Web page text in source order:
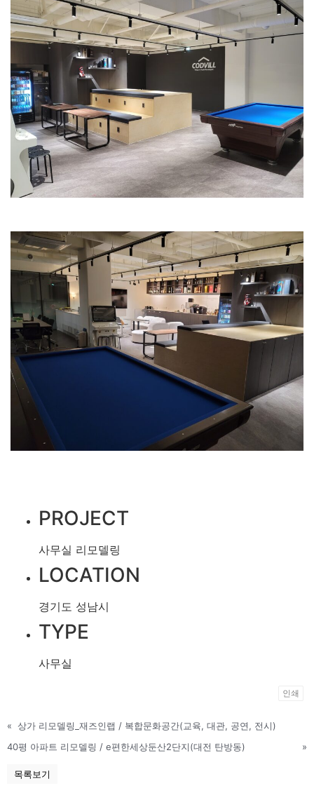
PROJECT
사무실 리모델링
LOCATION
경기도 성남시
TYPE
사무실
인쇄
« 상가 리모델링_재즈인랩 / 복합문화공간(교육, 대관, 공연, 전시)
40평 아파트 리모델링 / e편한세상둔산2단지(대전 탄방동)
»
목록보기